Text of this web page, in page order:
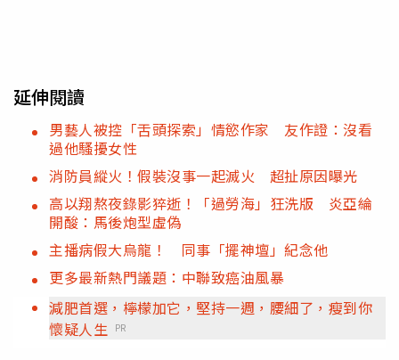
延伸閱讀
男藝人被控「舌頭探索」情慾作家 友作證：沒看
過他騷擾女性
消防員縱火！假裝沒事一起滅火 超扯原因曝光
高以翔熬夜錄影猝逝！「過勞海」狂洗版 炎亞綸
開酸：馬後炮型虛偽
主播病假大烏龍！ 同事「擺神壇」紀念他
更多最新熱門議題：中聯致癌油風暴
減肥首選，檸檬加它，堅持一週，腰細了，瘦到你
懷疑人生
PR